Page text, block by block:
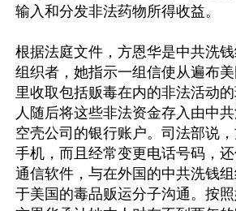
输入和分发非法药物所得收益。
根据法庭文件，方恩华是中共洗
组织者，她指示一组信使从遍布
里收取包括贩毒在内的非法活动
人随后将这些非法资金存入由中
空壳公司的银行账户。司法部说
手机，而且经常变更电话号码，
通信软件，与在外国的中共洗钱
于美国的毒品贩运分子沟通。按照